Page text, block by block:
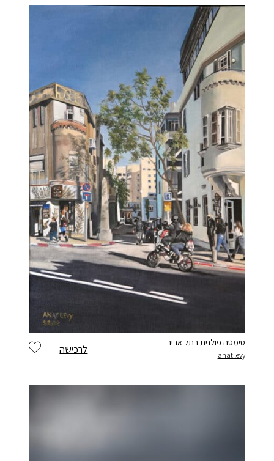
לרכישה
סימטה פולנית בתל אביב
anat levy